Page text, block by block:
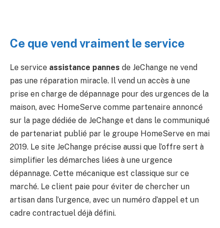
Ce que vend vraiment le service
Le service assistance pannes de JeChange ne vend
pas une réparation miracle. Il vend un accès à une
prise en charge de dépannage pour des urgences de la
maison, avec HomeServe comme partenaire annoncé
sur la page dédiée de JeChange et dans le communiqué
de partenariat publié par le groupe HomeServe en mai
2019. Le site JeChange précise aussi que l’offre sert à
simplifier les démarches liées à une urgence
dépannage. Cette mécanique est classique sur ce
marché. Le client paie pour éviter de chercher un
artisan dans l’urgence, avec un numéro d’appel et un
cadre contractuel déjà défini.